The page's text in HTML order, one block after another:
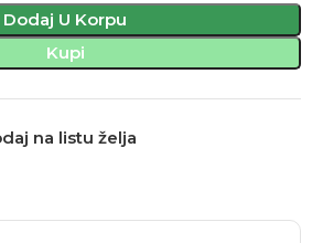
Dodaj U Korpu
Kupi
na listu želja